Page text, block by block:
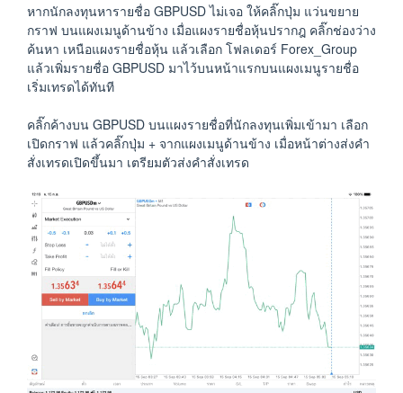
หากนักลงทุนหารายชื่อ GBPUSD ไม่เจอ ให้คลิ๊กปุ่ม แว่นขยาย
กราฟ บนแผงเมนูด้านข้าง เมื่อแผงรายชื่อหุ้นปรากฎ คลิ๊กช่องว่าง
ค้นหา เหนือแผงรายชื่อหุ้น แล้วเลือก โฟลเดอร์ Forex_Group
แล้วเพิ่มรายชื่อ GBPUSD มาไว้บนหน้าแรกบนแผงเมนูรายชื่อ
เริ่มเทรดได้ทันที
คลิ๊กค้างบน GBPUSD บนแผงรายชื่อที่นักลงทุนเพิ่มเข้ามา เลือก
เปิดกราฟ แล้วคลิ๊กปุ่ม + จากแผงเมนูด้านข้าง เมื่อหน้าต่างส่งคำ
สั่งเทรดเปิดขึ้นมา เตรียมตัวส่งคำสั่งเทรด